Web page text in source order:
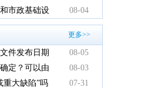
市政基础设
型案例
08-04
更多>>
件发布日期
08-05
定？可以由
08-03
重大缺陷”吗
07-31